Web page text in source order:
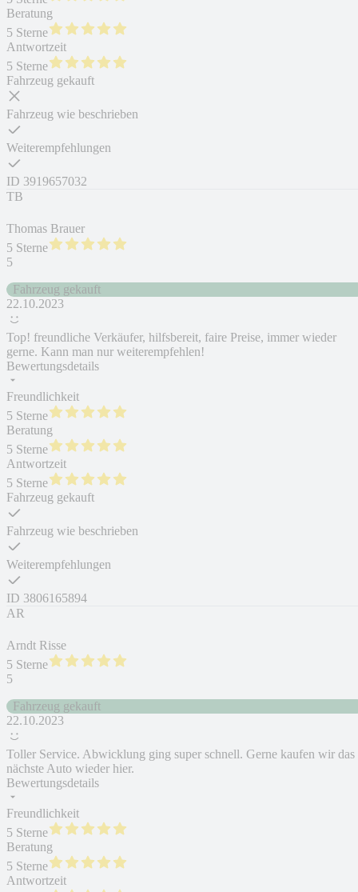
Beratung
5 Sterne
Antwortzeit
5 Sterne
Fahrzeug gekauft
Fahrzeug wie beschrieben
Weiterempfehlungen
ID 3919657032
TB
Thomas Brauer
5 Sterne
5
Fahrzeug gekauft
22.10.2023
Top! freundliche Verkäufer, hilfsbereit, faire Preise, immer wieder
gerne. Kann man nur weiterempfehlen!
Bewertungsdetails
Freundlichkeit
5 Sterne
Beratung
5 Sterne
Antwortzeit
5 Sterne
Fahrzeug gekauft
Fahrzeug wie beschrieben
Weiterempfehlungen
ID 3806165894
AR
Arndt Risse
5 Sterne
5
Fahrzeug gekauft
22.10.2023
Toller Service. Abwicklung ging super schnell. Gerne kaufen wir das
nächste Auto wieder hier.
Bewertungsdetails
Freundlichkeit
5 Sterne
Beratung
5 Sterne
Antwortzeit